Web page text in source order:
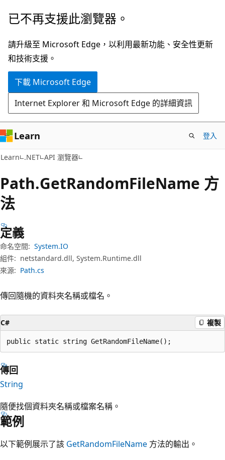
跳
主
要
內
跳
頁
面
內
覽
已不再支援此瀏覽器。
請升級至 Microsoft Edge，以利用最新功能、安全性更新
和技術支援。
下載 Microsoft Edge
Internet Explorer 和 Microsoft Edge 的詳細資訊
Learn 登入
Learn .NET API 瀏覽器
Path.GetRandomFileName 方
法
定義
命名空間: System.IO
組件: netstandard.dll, System.Runtime.dll
來源: Path.cs
傳回隨機的資料夾名稱或檔名。
C# 複製
public static string GetRandomFileName();
傳回
String
隨便找個資料夾名稱或檔案名稱。
範例
以下範例展示了該 GetRandomFileName 方法的輸出。